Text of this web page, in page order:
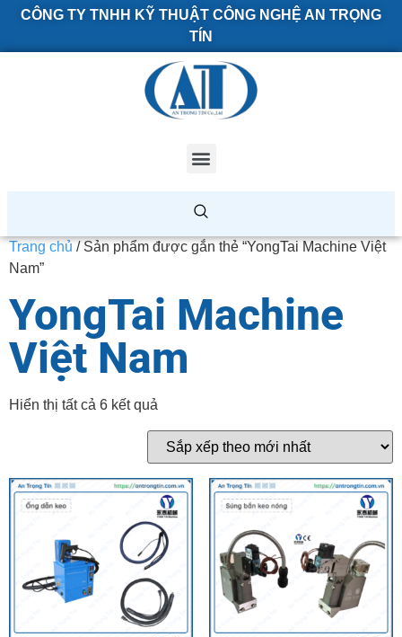
CÔNG TY TNHH KỸ THUẬT CÔNG NGHỆ AN TRỌNG
TÍN
Trang chủ / Sản phẩm được gắn thẻ “YongTai Machine Việt
Nam”
YongTai Machine
Việt Nam
Hiển thị tất cả 6 kết quả